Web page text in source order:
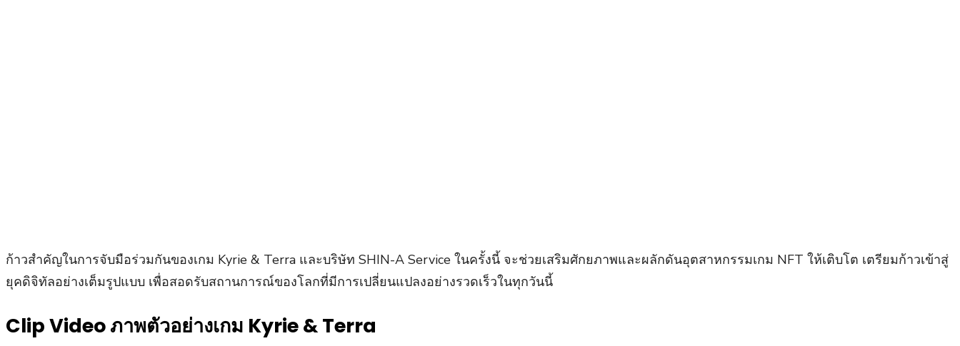
ก้าวสำคัญในการจับมือร่วมกันของเกม Kyrie & Terra และบริษัท SHIN-A Service ในครั้งนี้ จะช่วยเสริมศักยภาพและผลักดันอุตสาหกรรมเกม NFT ให้เติบโต เตรียมก้าวเข้าสู่
ยุคดิจิทัลอย่างเต็มรูปแบบ เพื่อสอดรับสถานการณ์ของโลกที่มีการเปลี่ยนแปลงอย่างรวดเร็วในทุกวันนี้
Clip Video ภาพตัวอย่างเกม Kyrie & Terra